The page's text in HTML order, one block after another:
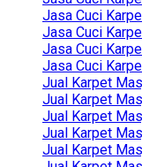
Jasa Cuci
Jasa Cuci
Jasa Cuci
Jasa Cuci
Jual Karpet
Jual Karpet
Jual Karpet
Jual Karpet
Jual Karpet